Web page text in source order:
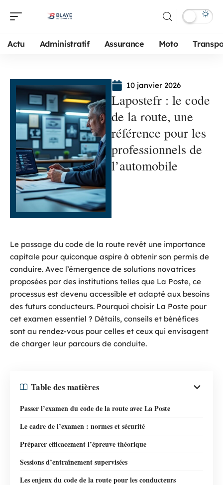
Actu Administratif Assurance Moto
10 janvier 2026
Lapostefr : le code
de la route, une
référence pour les
professionnels de
l’automobile
Le passage du code de la route revêt une importance
capitale pour quiconque aspire à obtenir son permis de
conduire. Avec l’émergence de solutions novatrices
proposées par des institutions telles que La Poste, ce
processus est devenu accessible et adapté aux besoins
des futurs conducteurs. Pourquoi choisir La Poste pour
cet examen essentiel ? Détails, conseils et bénéfices
sont au rendez-vous pour celles et ceux qui envisagent
de charger leur parcours de conduite.
Table des matières
Passer l’examen du code de la route avec La Poste
Le cadre de l’examen : normes et sécurité
Préparer efficacement l’épreuve théorique
Sessions d’entraînement supervisées
Les enjeux du code de la route pour les conducteurs